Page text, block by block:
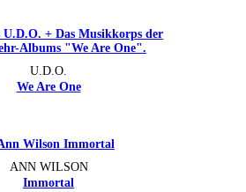
U.D.O.
We Are One
ANN WILSON
Immortal